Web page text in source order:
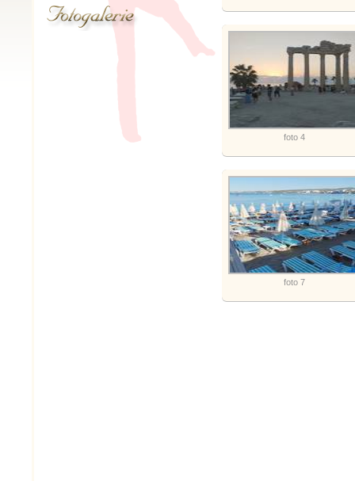
Galerie
foto 4
foto 7